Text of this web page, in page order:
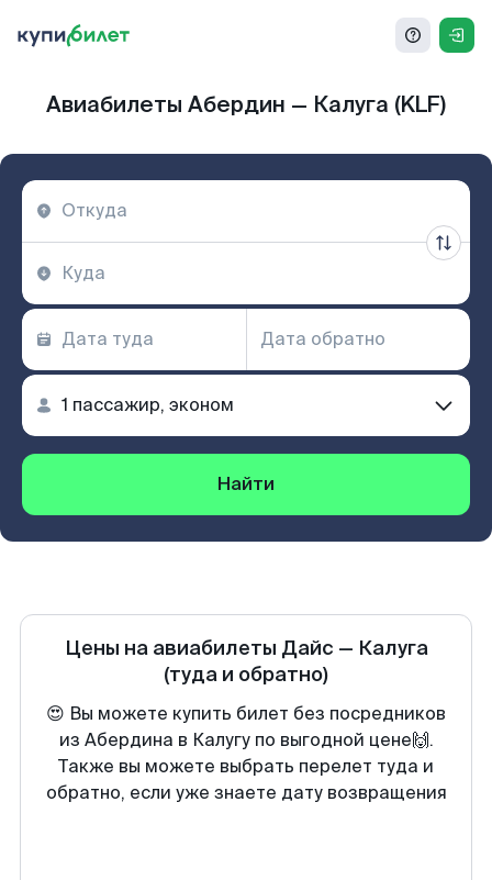
Авиабилеты Абердин — Калуга (KLF)
Найти
Цены на авиабилеты Дайс — Калуга
(туда и обратно)
😍 Вы можете купить билет без посредников
из Абердина в Калугу по выгодной цене🙌.
Также вы можете выбрать перелет туда и
обратно, если уже знаете дату возвращения